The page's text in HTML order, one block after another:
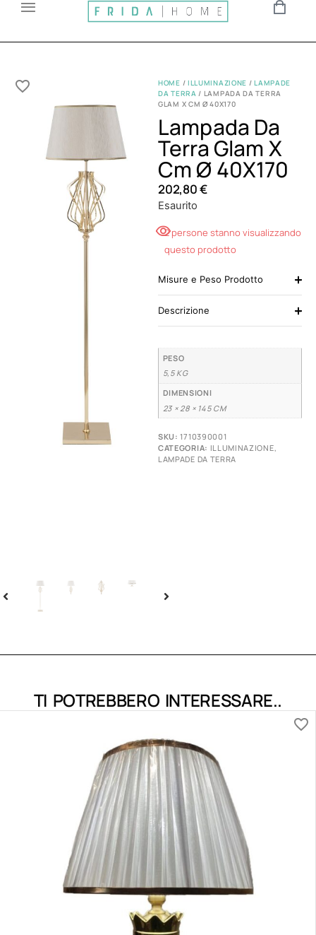
HOME / ILLUMINAZIONE /LAMPADE
DA TERRA / LAMPADA DA TERRA
GLAM X CM Ø 40X170
Lampada Da
Terra Glam X
Cm Ø 40X170
202,80€
Esaurito
2 persone stanno visualizzando
questo prodotto
Misure e Peso Prodotto
Descrizione
PESO
5,5 KG
DIMENSIONI
23 × 28 × 145 CM
SKU:1710390001
CATEGORIA: ILLUMINAZIONE,
LAMPADE DA TERRA
TI POTREBBERO INTERESSARE..